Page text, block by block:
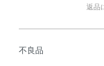
返品
不良品